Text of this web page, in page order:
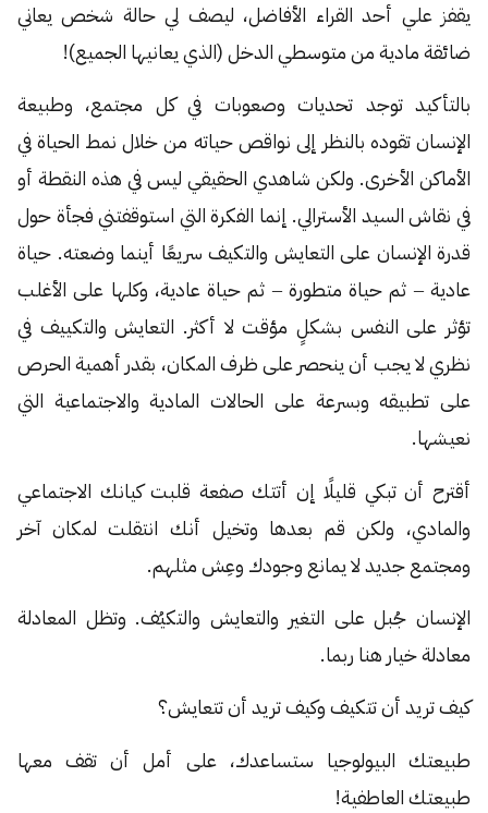
يقفز علي أحد القراء الأفاضل، ليصف لي حالة شخص يعاني
ضائقة مادية من متوسطي الدخل (الذي يعانيها الجميع)!
بالتأكيد توجد تحديات وصعوبات في كل مجتمع، وطبيعة
الإنسان تقوده بالنظر إلى نواقص حياته من خلال نمط الحياة في
الأماكن الأخرى. ولكن شاهدي الحقيقي ليس في هذه النقطة أو
في نقاش السيد الأسترالي. إنما الفكرة التي استوقفتني فجأة حول
قدرة الإنسان على التعايش والتكيف سريعًا أينما وضعته. حياة
عادية–ثم حياة متطورة–ثم حياة عادية، وكلها على الأغلب
تؤثر على النفس بشكلٍ مؤقت لا أكثر. التعايش والتكييف في
نظري لا يجب أن ينحصر على ظرف المكان، بقدر أهمية الحرص
على تطبيقه وبسرعة على الحالات المادية والاجتماعية التي
نعيشها.
أقترح أن تبكي قليلًا إن أتتك صفعة قلبت كيانك الاجتماعي
والمادي، ولكن قم بعدها وتخيل أنك انتقلت لمكان آخر
ومجتمع جديد لا يمانع وجودك وعِش مثلهم.
الإنسان جُبل على التغير والتعايش والتكيُف. وتظل المعادلة
معادلة خيار هنا ربما.
كيف تريد أن تتكيف وكيف تريد أن تتعايش؟
طبيعتك البيولوجيا ستساعدك، على أمل أن تقف معها
طبيعتك العاطفية!